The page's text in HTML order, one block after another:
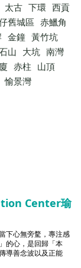
太古 下環 西貢
舊城區 赤鱲角
金鐘 黃竹坑
山 大坑 南灣
赤柱 山頂
愉景灣
Center瑜
下心無旁騖，專注感
的心，是回歸「本
導善念波以及正能